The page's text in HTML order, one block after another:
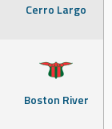
Cerro Largo
Boston River